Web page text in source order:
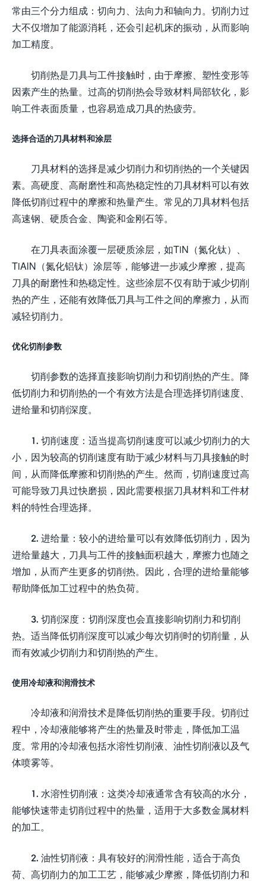
常由三个分力组成：切向力、法向力和轴向力。切削力过
大不仅增加了能源消耗，还会引起机床的振动，从而影响
加工精度。
切削热是刀具与工件接触时，由于摩擦、塑性变形等
因素产生的热量。过高的切削热会导致材料局部软化，影
响工件表面质量，也容易造成刀具的热疲劳。
选择合适的刀具材料和涂层
刀具材料的选择是减少切削力和切削热的一个关键因
素。高硬度、高耐磨性和高热稳定性的刀具材料可以有效
降低切削过程中的摩擦和热量产生。常见的刀具材料包括
高速钢、硬质合金、陶瓷和金刚石等。
在刀具表面涂覆一层硬质涂层，如TiN（氮化钛）、
TiAlN（氮化铝钛）涂层等，能够进一步减少摩擦，提高
刀具的耐磨性和热稳定性。这些涂层不仅有助于减少切削
热的产生，还能有效降低刀具与工件之间的摩擦力，从而
减轻切削力。
优化切削参数
切削参数的选择直接影响切削力和切削热的产生。降
低切削力和切削热的一个有效方法是合理选择切削速度、
进给量和切削深度。
1. 切削速度：适当提高切削速度可以减少切削力的大
小，因为较高的切削速度有助于减少材料与刀具接触的时
间，从而降低摩擦和切削热的产生。然而，切削速度过高
可能导致刀具过快磨损，因此需要根据刀具材料和工件材
料的特性合理选择。
2. 进给量：较小的进给量可以有效降低切削力，因为
进给量越大，刀具与工件的接触面积越大，摩擦力也随之
增加，从而产生更多的切削热。因此，合理的进给量能够
帮助降低加工过程中的热负荷。
3. 切削深度：切削深度也会直接影响切削力和切削
热。适当降低切削深度可以减少每次切削时的切削量，从
而有效减少切削力和切削热的产生。
使用冷却液和润滑技术
冷却液和润滑技术是降低切削热的重要手段。切削过
程中，冷却液能够将产生的热量及时带走，降低加工温
度。常用的冷却液包括水溶性切削液、油性切削液以及气
体喷雾等。
1. 水溶性切削液：这类冷却液通常含有较高的水分，
能够快速带走切削过程中的热量，适用于大多数金属材料
的加工。
2. 油性切削液：具有较好的润滑性能，适合于高负
荷、高切削力的加工工艺，能够减少摩擦，降低切削力和